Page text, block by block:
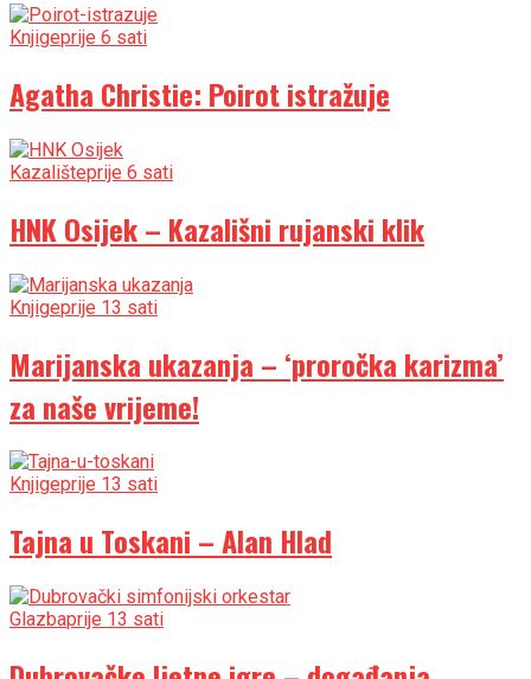
Knjigeprije 6 sati
Agatha Christie: Poirot istražuje
Kazališteprije 6 sati
HNK Osijek – Kazališni rujanski klik
Knjigeprije 13 sati
Marijanska ukazanja – ‘proročka karizma’
za naše vrijeme!
Knjigeprije 13 sati
Tajna u Toskani – Alan Hlad
Glazbaprije 13 sati